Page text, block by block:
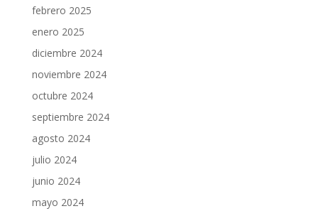
febrero 2025
enero 2025
diciembre 2024
noviembre 2024
octubre 2024
septiembre 2024
agosto 2024
julio 2024
junio 2024
mayo 2024